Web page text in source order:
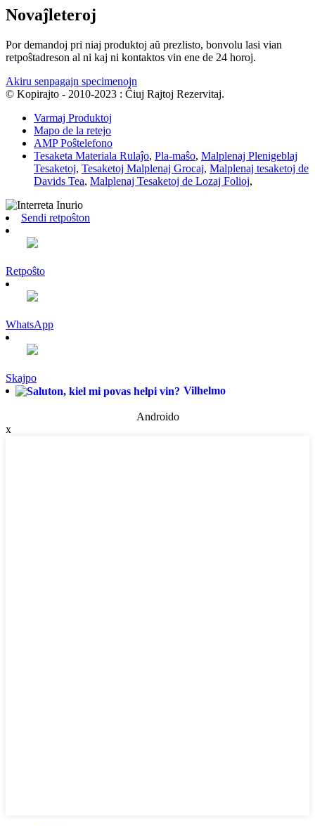
Novaĵleteroj
Por demandoj pri niaj produktoj aŭ prezlisto, bonvolu lasi vian
retpoŝtadreson al ni kaj ni kontaktos vin ene de 24 horoj.
Akiru senpagajn specimenojn
© Kopirajto - 2010-2023 : Ĉiuj Rajtoj Rezervitaj.
Varmaj Produktoj
Mapo de la retejo
AMP Poŝtelefono
Tesaketa Materiala Rulaĵo, Pla-maŝo, Malplenaj Plenigeblaj
Tesaketoj, Tesaketoj Malplenaj Grocaj, Malplenaj tesaketoj de
Davids Tea, Malplenaj Tesaketoj de Lozaj Folioj,
Sendi retpoŝton
Retpoŝto
WhatsApp
Skajpo
Vilhelmo
Androido
x